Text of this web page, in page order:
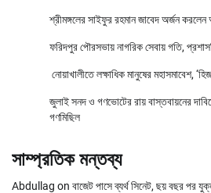
শ্রীমঙ্গলের সাইফুর রহমান জাবেদ অর্জন করলেন
ফরিদপুর পৌরসভায় নাগরিক সেবায় গতি,
নোয়াখালীতে লক্ষাধিক মানুষের মহাসমাবেশ,
জুলাই সনদ ও গণভোটের রায় বাস্তবায়নের
গণমিছিল
সাম্প্রতিক মন্তব্য
Abdullag on বাজেট পাসে ব্যর্থ সিনেট, ছয় বছর পর